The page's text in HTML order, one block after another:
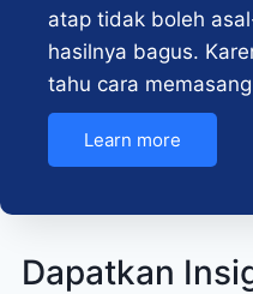
atap tidak boleh
hasilnya bagus.
tahu cara
Learn more
Dapatkan